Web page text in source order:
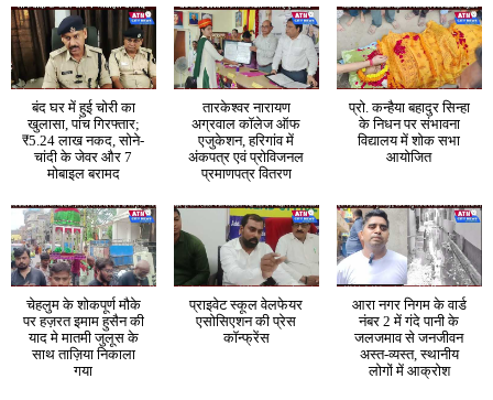
बंद घर में हुई चोरी का
खुलासा, पांच गिरफ्तार;
₹5.24 लाख नकद, सोने-
चांदी के जेवर और 7
मोबाइल बरामद
तारकेश्वर नारायण
अग्रवाल कॉलेज ऑफ
एजुकेशन, हरिगांव में
अंकपत्र एवं प्रोविजनल
प्रमाणपत्र वितरण
प्रो. कन्हैया बहादुर सिन्हा
के निधन पर संभावना
विद्यालय में शोक सभा
आयोजित
चेहलुम के शोकपूर्ण मौके
पर हज़रत इमाम हुसैन की
याद मे मातमी जुलूस के
साथ ताज़िया निकाला
गया
प्राइवेट स्कूल वेलफेयर
एसोसिएशन की प्रेस
कॉन्फ्रेंस
आरा नगर निगम के वार्ड
नंबर 2 में गंदे पानी के
जलजमाव से जनजीवन
अस्त-व्यस्त, स्थानीय
लोगों में आक्रोश